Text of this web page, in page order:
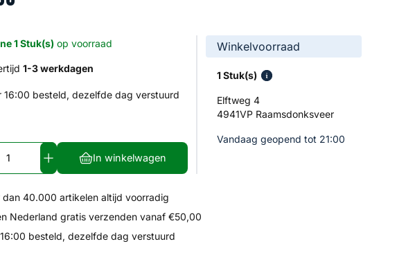
1 Stuk(s) op voorraad
1-3 werkdagen
16:00 besteld, dezelfde dag verstuurd
In winkelwagen
Winkelvoorraad
1 Stuk(s)
Elftweg 4
4941VP Raamsdonksveer
Vandaag geopend tot 21:00
dan 40.000 artikelen altijd voorradig
Nederland gratis verzenden vanaf €50,00
besteld, dezelfde dag verstuurd